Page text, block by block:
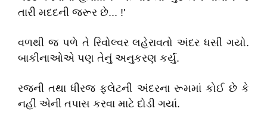
તારી મદદની જરૂર છે... !'
વળથી જ પળે તે રિવોલ્વર લહેરાવતો અંદર ધસી ગયો.
બાકીનાઓએ પણ તેનું અનુકરણ કર્યું.
રજની તથા ધીરજ ફ્લેટની અંદરના રૂમમાં કોઈ છે કે
નહીં એની તપાસ કરવા માટે દોડી ગયાં.